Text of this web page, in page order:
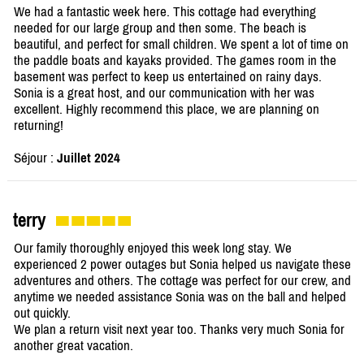
We had a fantastic week here. This cottage had everything
needed for our large group and then some. The beach is
beautiful, and perfect for small children. We spent a lot of time on
the paddle boats and kayaks provided. The games room in the
basement was perfect to keep us entertained on rainy days.
Sonia is a great host, and our communication with her was
excellent. Highly recommend this place, we are planning on
returning!
Séjour : Juillet 2024
terry
Our family thoroughly enjoyed this week long stay. We
experienced 2 power outages but Sonia helped us navigate these
adventures and others. The cottage was perfect for our crew, and
anytime we needed assistance Sonia was on the ball and helped
out quickly.
We plan a return visit next year too. Thanks very much Sonia for
another great vacation.